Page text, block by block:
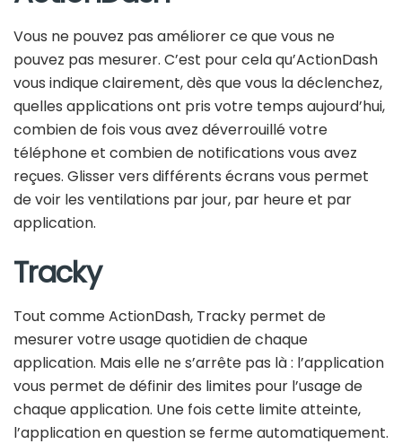
Vous ne pouvez pas améliorer ce que vous ne
pouvez pas mesurer. C’est pour cela qu’ActionDash
vous indique clairement, dès que vous la déclenchez,
quelles applications ont pris votre temps aujourd’hui,
combien de fois vous avez déverrouillé votre
téléphone et combien de notifications vous avez
reçues. Glisser vers différents écrans vous permet
de voir les ventilations par jour, par heure et par
application.
Tracky
Tout comme ActionDash, Tracky permet de
mesurer votre usage quotidien de chaque
application. Mais elle ne s’arrête pas là : l’application
vous permet de définir des limites pour l’usage de
chaque application. Une fois cette limite atteinte,
l’application en question se ferme automatiquement.